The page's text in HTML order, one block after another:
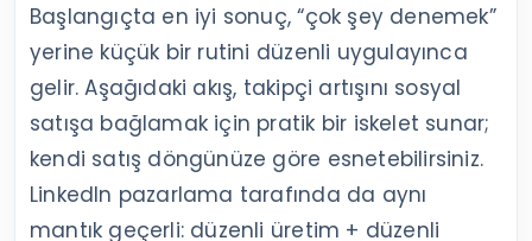
Başlangıçta en iyi sonuç, “çok şey denemek”
yerine küçük bir rutini düzenli uygulayınca
gelir. Aşağıdaki akış, takipçi artışını sosyal
satışa bağlamak için pratik bir iskelet sunar;
kendi satış döngünüze göre esnetebilirsiniz.
LinkedIn pazarlama tarafında da aynı
mantık geçerli: düzenli üretim + düzenli